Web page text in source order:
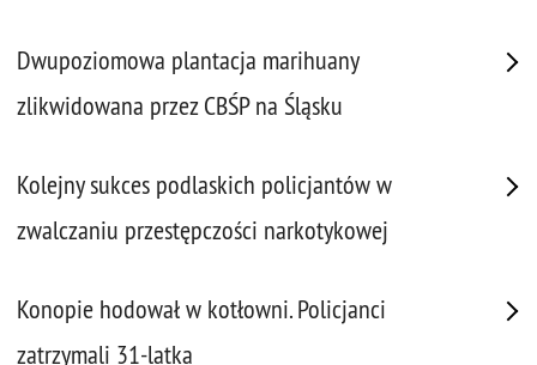
Dwupoziomowa plantacja marihuany
zlikwidowana przez CBŚP na Śląsku
Kolejny sukces podlaskich policjantów w
zwalczaniu przestępczości narkotykowej
Konopie hodował w kotłowni. Policjanci
zatrzymali 31-latka